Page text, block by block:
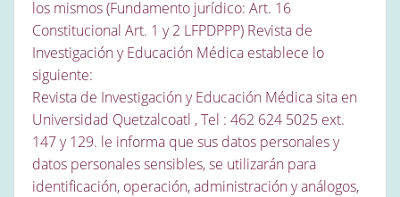
los mismos (Fundamento jurídico: Art. 16
Constitucional Art. 1 y 2 LFPDPPP) Revista de
Investigación y Educación Médica establece lo
siguiente:
Revista de Investigación y Educación Médica sita en
Universidad Quetzalcoatl , Tel : 462 624 5025 ext.
147 y 129. le informa que sus datos personales y
datos personales sensibles, se utilizarán para
identificación, operación, administración y análogos,